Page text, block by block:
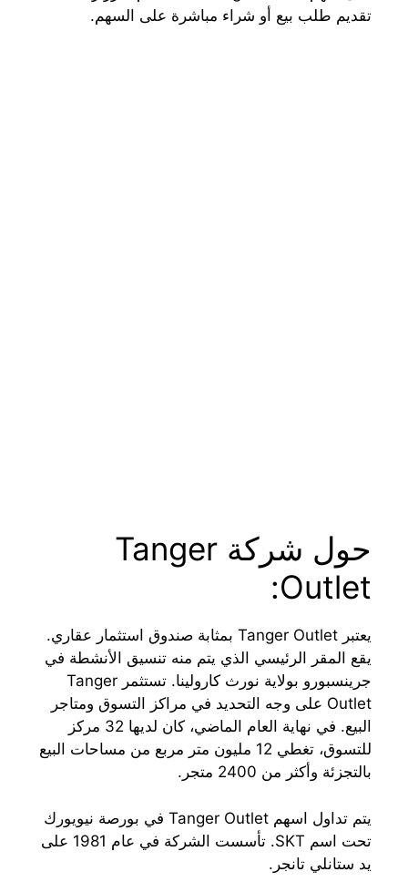
تقديم طلب بيع أو شراء مباشرة على السهم.
حول شركة Tanger
Outlet:
يعتبر Tanger Outlet بمثابة صندوق استثمار عقاري.
يقع المقر الرئيسي الذي يتم منه تنسيق الأنشطة في
جرينسبورو بولاية نورث كارولينا. تستثمر Tanger
Outlet على وجه التحديد في مراكز التسوق ومتاجر
البيع. في نهاية العام الماضي، كان لديها 32 مركز
للتسوق، تغطي 12 مليون متر مربع من مساحات البيع
بالتجزئة وأكثر من 2400 متجر.
يتم تداول اسهم Tanger Outlet في بورصة نيويورك
تحت اسم SKT. تأسست الشركة في عام 1981 على
يد ستانلي تانجر.